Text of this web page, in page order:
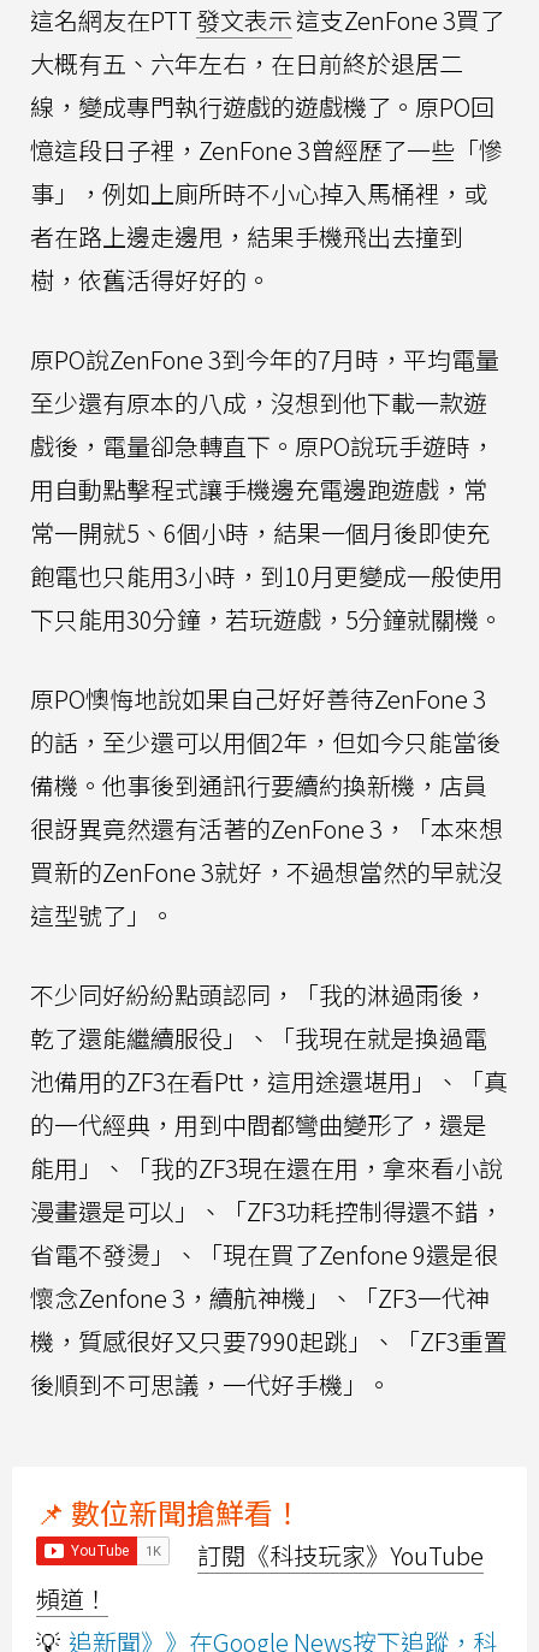
這名網友在PTT發文表示這支ZenFone 3買了
大概有五、六年左右，在日前終於退居二
線，變成專門執行遊戲的遊戲機了。原PO回
憶這段日子裡，ZenFone 3曾經歷了一些「慘
事」，例如上廁所時不小心掉入馬桶裡，或
者在路上邊走邊甩，結果手機飛出去撞到
樹，依舊活得好好的。
原PO說ZenFone 3到今年的7月時，平均電量
至少還有原本的八成，沒想到他下載一款遊
戲後，電量卻急轉直下。原PO說玩手遊時，
用自動點擊程式讓手機邊充電邊跑遊戲，常
常一開就5、6個小時，結果一個月後即使充
飽電也只能用3小時，到10月更變成一般使用
下只能用30分鐘，若玩遊戲，5分鐘就關機。
原PO懊悔地說如果自己好好善待ZenFone 3
的話，至少還可以用個2年，但如今只能當後
備機。他事後到通訊行要續約換新機，店員
很訝異竟然還有活著的ZenFone 3，「本來想
買新的ZenFone 3就好，不過想當然的早就沒
這型號了」。
不少同好紛紛點頭認同，「我的淋過雨後，
乾了還能繼續服役」、「我現在就是換過電
池備用的ZF3在看Ptt，這用途還堪用」、「真
的一代經典，用到中間都彎曲變形了，還是
能用」、「我的ZF3現在還在用，拿來看小說
漫畫還是可以」、「ZF3功耗控制得還不錯，
省電不發燙」、「現在買了Zenfone 9還是很
懷念Zenfone 3，續航神機」、「ZF3一代神
機，質感很好又只要7990起跳」、「ZF3重置
後順到不可思議，一代好手機」。
📌 數位新聞搶鮮看！
訂閱《科技玩家》YouTube
頻道！
💡 追新聞》》在Google News按下追蹤，科